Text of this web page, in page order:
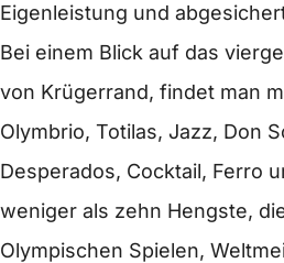
Eigenleistung und
Bei einem Blick auf das
von Krügerrand, findet man
Olymbrio, Totilas, Jazz, Don
Desperados, Cocktail, Ferro
weniger als zehn Hengste,
Olympischen Spielen,